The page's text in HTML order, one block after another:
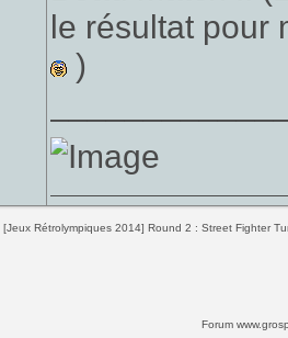
le résultat pour
)
[Jeux Rétrolympiques 2014] Round 2 : Street Fighter
Forum